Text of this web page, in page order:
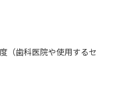
（歯科医院や使用するセ